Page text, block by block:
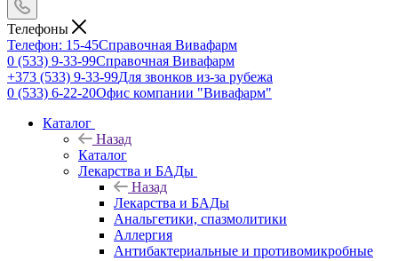
Телефоны
Телефон: 15-45Справочная Вивафарм
0 (533) 9-33-99Справочная Вивафарм
+373 (533) 9-33-99Для звонков из-за рубежа
0 (533) 6-22-20Офис компании "Вивафарм"
Каталог
Назад
Каталог
Лекарства и БАДы
Назад
Лекарства и БАДы
Анальгетики, спазмолитики
Аллергия
Антибактериальные и противомикробные